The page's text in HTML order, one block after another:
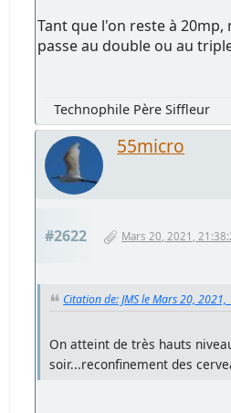
Tant que l'on reste à 20mp,
passe au double ou au
Technophile Père Siffleur
55micro
#2622 Mars 20, 2021,
Citation de: JMS le Mars 20,
On atteint de très hauts
soir...reconfinement des